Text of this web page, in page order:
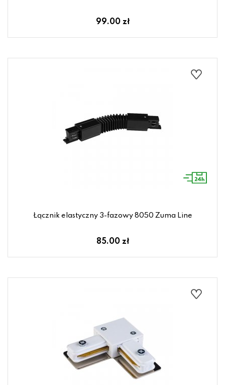
99.00 zł
Łącznik elastyczny 3-fazowy 8050 Zuma Line
85.00 zł